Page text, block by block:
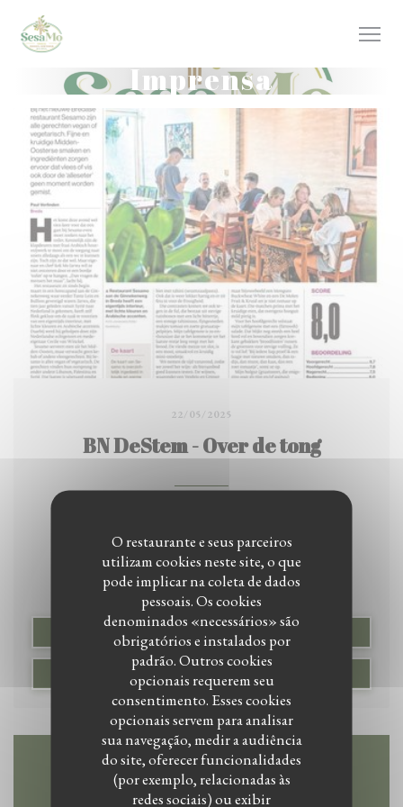
Painel de Gerenciamento de Cookies
O restaurante e seus parceiros
utilizam cookies neste site, o que
pode implicar na coleta de dados
pessoais. Os cookies
denominados «necessários» são
obrigatórios e instalados por
padrão. Outros cookies
opcionais requerem seu
consentimento. Esses cookies
opcionais servem para analisar
sua navegação, medir a audiência
do site, oferecer funcionalidades
(por exemplo, relacionadas às
redes sociais) ou exibir
Imprensa
22/05/2025
BN DeStem - Over de tong
avondje hebben: ‘Bij elke hap nieuwe smaken’
OVER DE TONG BREDA - Bij het nieuwe Bredase
restaurant Sesamo zijn alle gerechten vegan of vegetarisch.
Fijne en kruidige Midden-Oosterse smaken en ingrediënten
zorgen ervoor dat vlees of vis ook door de ‘alleseter’ geen
moment worden gemist.
Paul Verlinden 22-05-25, 19:00 Laatste update: 22-05-25,
19:28 Bron: BN DeStem
LER O ARTIGO
VER O ARTIGO DA IMPRENSA
Mapa e Contacto